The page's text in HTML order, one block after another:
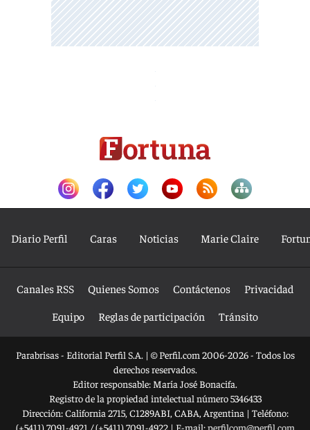
Diario Perfil Caras Noticias Marie Claire
Canales RSS Quienes Somos Contáctenos
Privacidad
Equipo
Reglas de participación Tránsito
Parabrisas - Editorial Perfil S.A. | © Perfil.com 2006-2026 - Todos los
derechos reservados.
Editor responsable: María José Bonacifa.
Registro de la propiedad intelectual número 5346433
Dirección:California 2715, C1289ABI, CABA, Argentina | Teléfono: